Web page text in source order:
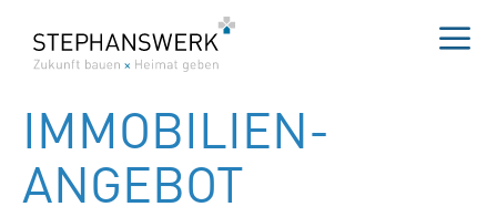
Inhalt
springen
IMMOBILIEN­
ANGEBOT